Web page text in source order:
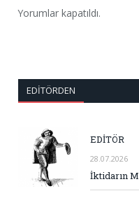
Yorumlar kapatıldı.
EDITÖRDEN
EDİTÖR
28.07.2026
İktidarın